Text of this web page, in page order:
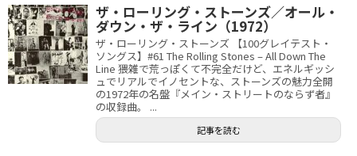
ザ・ローリング・ストーンズ／オール・
ダウン・ザ・ライン（1972）
ザ・ローリング・ストーンズ 【100グレイテスト・
ソングス】#61 The Rolling Stones – All Down The
Line 猥雑で荒っぽくて不完全だけど、エネルギッシ
ュでリアルでイノセントな、ストーンズの魅力全開
の1972年の名盤『メイン・ストリートのならず者』
の収録曲。 ...
記事を読む